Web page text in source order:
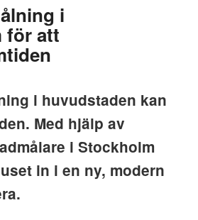
i
för att
i huvudstaden kan
Med hjälp av
i Stockholm
in i en ny, modern